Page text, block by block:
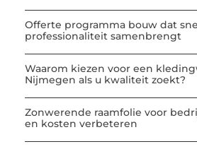
Offerte programma bouw dat
professionaliteit samenbrengt
Waarom kiezen voor een
Nijmegen als u kwaliteit zoekt?
Zonwerende raamfolie voor
en kosten verbeteren